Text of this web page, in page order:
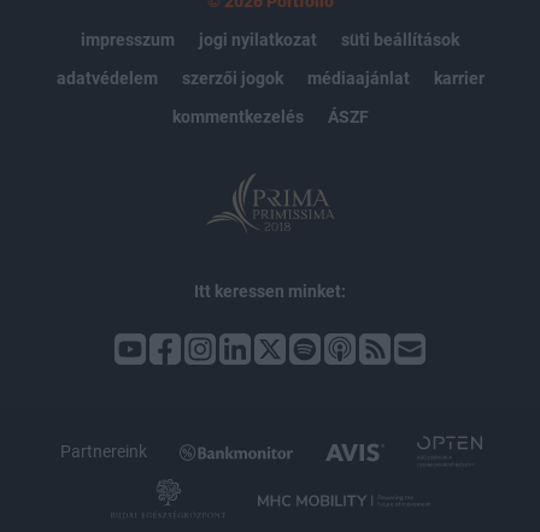
impresszum
jogi nyilatkozat
süti beállítások
adatvédelem
szerzői jogok médiaajánlat
karrier
kommentkezelés
ÁSZF
Itt keressen minket:
Partnereink